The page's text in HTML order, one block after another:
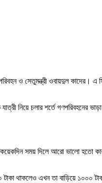
ও সেতুমন্ত্রী ওবায়দুল কাদের।
নিয়ে চলার শর্তে গণপরিবহনের
কয়েকদিন সময় দিলে আরো ভালো হতো
টাকা থাকলেও এখন তা বাড়িয়ে ১০০০